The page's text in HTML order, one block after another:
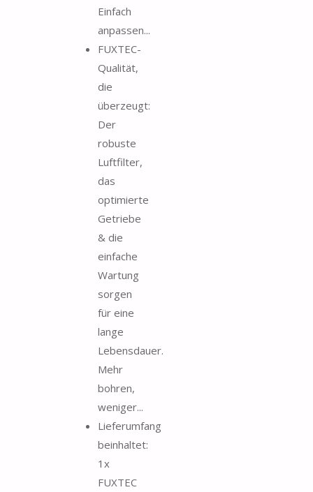
Einfach
anpassen...
FUXTEC-
Qualität,
die
überzeugt:
Der
robuste
Luftfilter,
das
optimierte
Getriebe
& die
einfache
Wartung
sorgen
für eine
lange
Lebensdauer.
Mehr
bohren,
weniger...
Lieferumfang
beinhaltet:
1x
FUXTEC